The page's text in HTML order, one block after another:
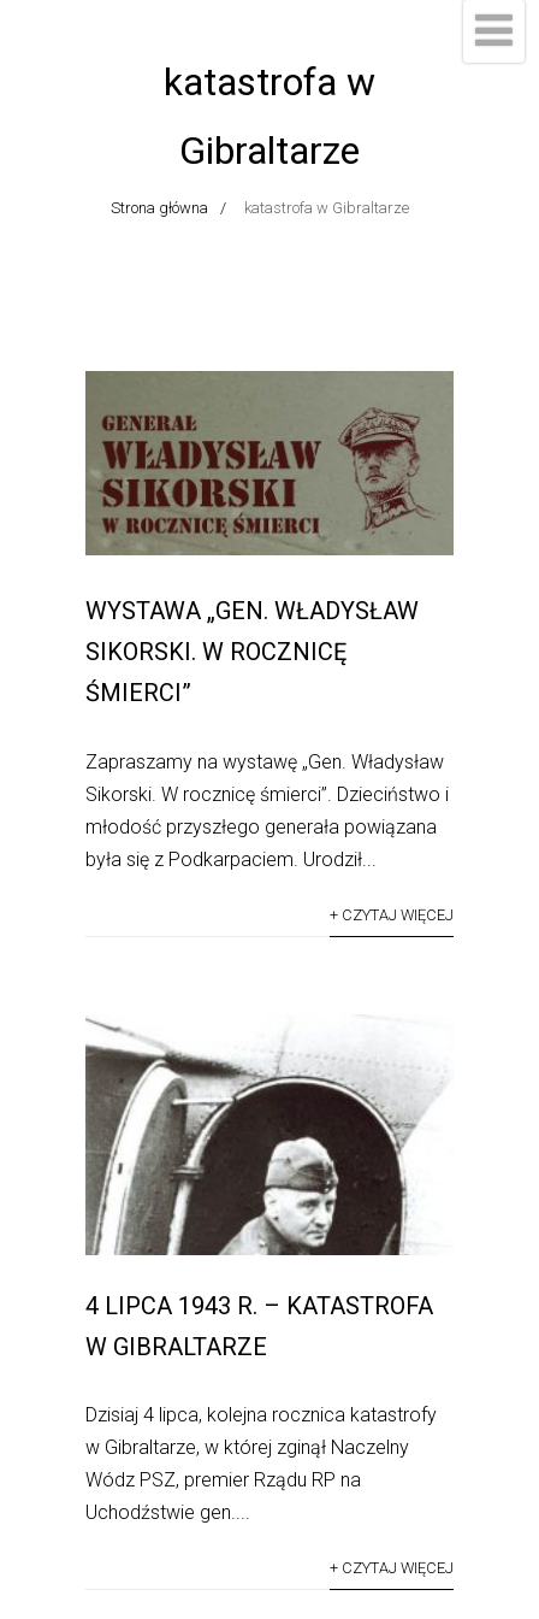
katastrofa w
Gibraltarze
Strona główna katastrofa w Gibraltarze
WYSTAWA „GEN. WŁADYSŁAW
SIKORSKI. W ROCZNICĘ
ŚMIERCI”
Zapraszamy na wystawę „Gen. Władysław
Sikorski. W rocznicę śmierci”. Dzieciństwo i
młodość przyszłego generała powiązana
była się z Podkarpaciem. Urodził...
+ CZYTAJ WIĘCEJ
4 LIPCA 1943 R. – KATASTROFA
W GIBRALTARZE
Dzisiaj 4 lipca, kolejna rocznica katastrofy
w Gibraltarze, w której zginął Naczelny
Wódz PSZ, premier Rządu RP na
Uchodźstwie gen....
+ CZYTAJ WIĘCEJ